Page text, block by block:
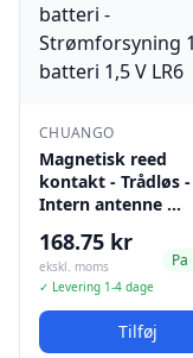
CHUANGO
Magnetisk reed
kontakt - Trådløs -
Intern antenne …
168.75 kr
ekskl. moms
✓ Levering 1-4 dage
Tilføj